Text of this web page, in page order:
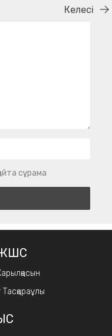
Келесі
сұрама
ЖШС